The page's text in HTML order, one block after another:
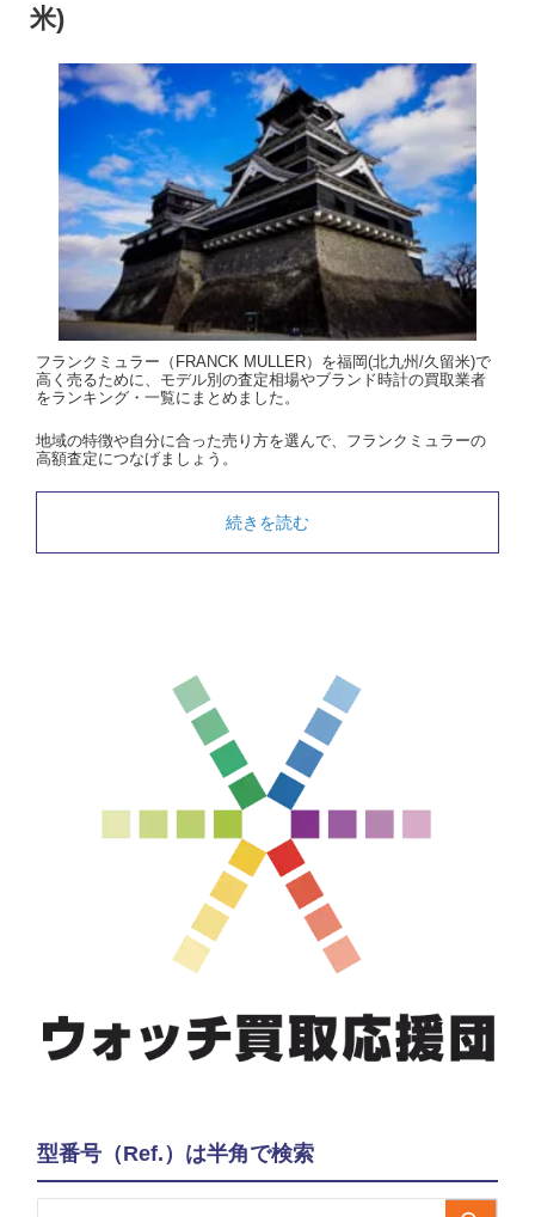
米)
フランクミュラー（FRANCK MULLER）を福岡(北九州/久留米)で
高く売るために、モデル別の査定相場やブランド時計の買取業者
をランキング・一覧にまとめました。
地域の特徴や自分に合った売り方を選んで、フランクミュラーの
高額査定につなげましょう。
続きを読む
型番号（Ref.）は半角で検索